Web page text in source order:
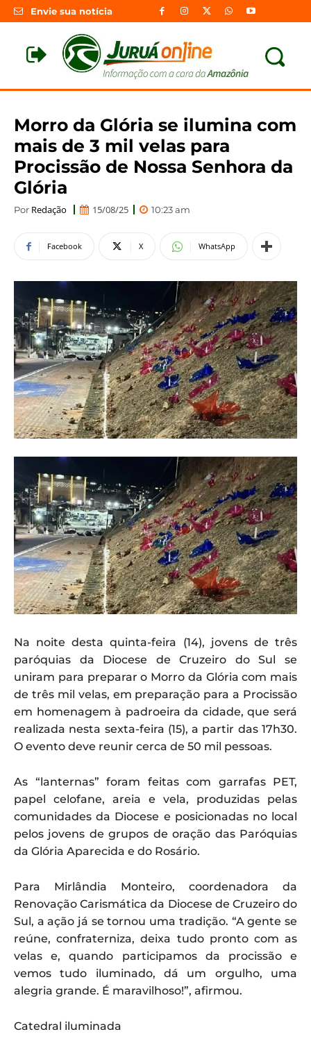
Envie sua notícia
Morro da Glória se ilumina com
mais de 3 mil velas para
Procissão de Nossa Senhora da
Glória
Por Redação 15/08/25 10:23 am
Facebook X WhatsApp
Na noite desta quinta-feira (14), jovens de três
paróquias da Diocese de Cruzeiro do Sul se
uniram para preparar o Morro da Glória com mais
de três mil velas, em preparação para a Procissão
em homenagem à padroeira da cidade, que será
realizada nesta sexta-feira (15), a partir das 17h30.
O evento deve reunir cerca de 50 mil pessoas.
As “lanternas” foram feitas com garrafas PET,
papel celofane, areia e vela, produzidas pelas
comunidades da Diocese e posicionadas no local
pelos jovens de grupos de oração das Paróquias
da Glória Aparecida e do Rosário.
Para Mirlândia Monteiro, coordenadora da
Renovação Carismática da Diocese de Cruzeiro do
Sul, a ação já se tornou uma tradição. “A gente se
reúne, confraterniza, deixa tudo pronto com as
velas e, quando participamos da procissão e
vemos tudo iluminado, dá um orgulho, uma
alegria grande. É maravilhoso!”, afirmou.
Catedral iluminada